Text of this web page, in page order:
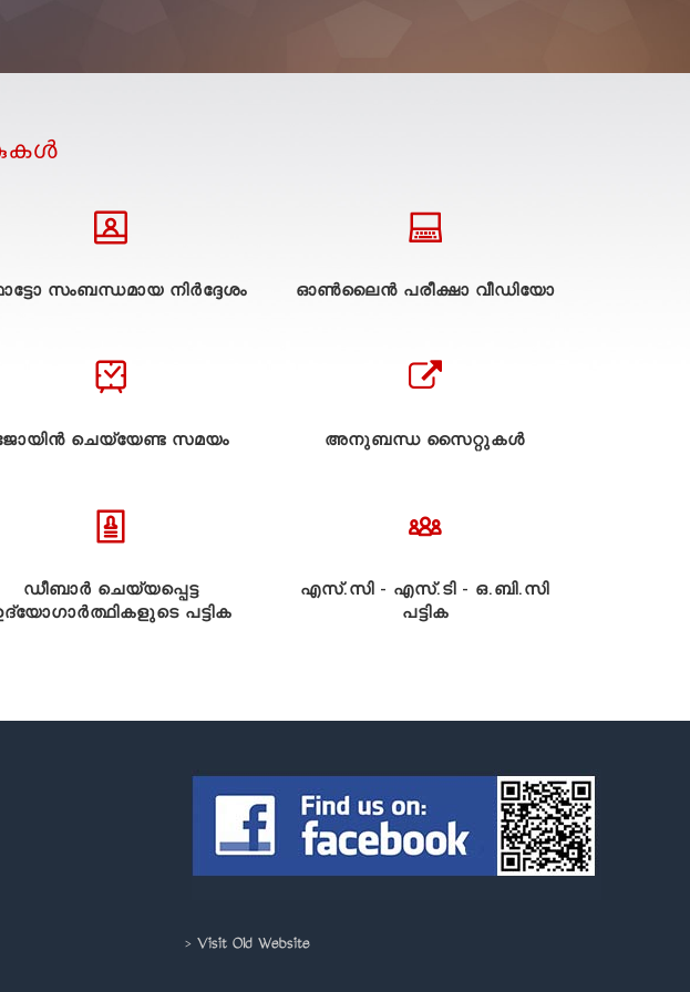
സംബന്ധമായ നിർദ്ദേശം ഓൺലൈൻ പരീക്ഷാ വീഡിയോ
ചെയ്യേണ്ട സമയം അനുബന്ധ സൈറ്റുകള്‍
ഡീബാർ ചെയ്യപ്പെട്ട
പട്ടിക
എസ്.സി - എസ്.ടി - ഒ.ബി.സി
പട്ടിക
> Visit Old Website